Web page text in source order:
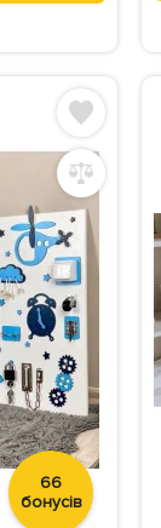
66
бонусів